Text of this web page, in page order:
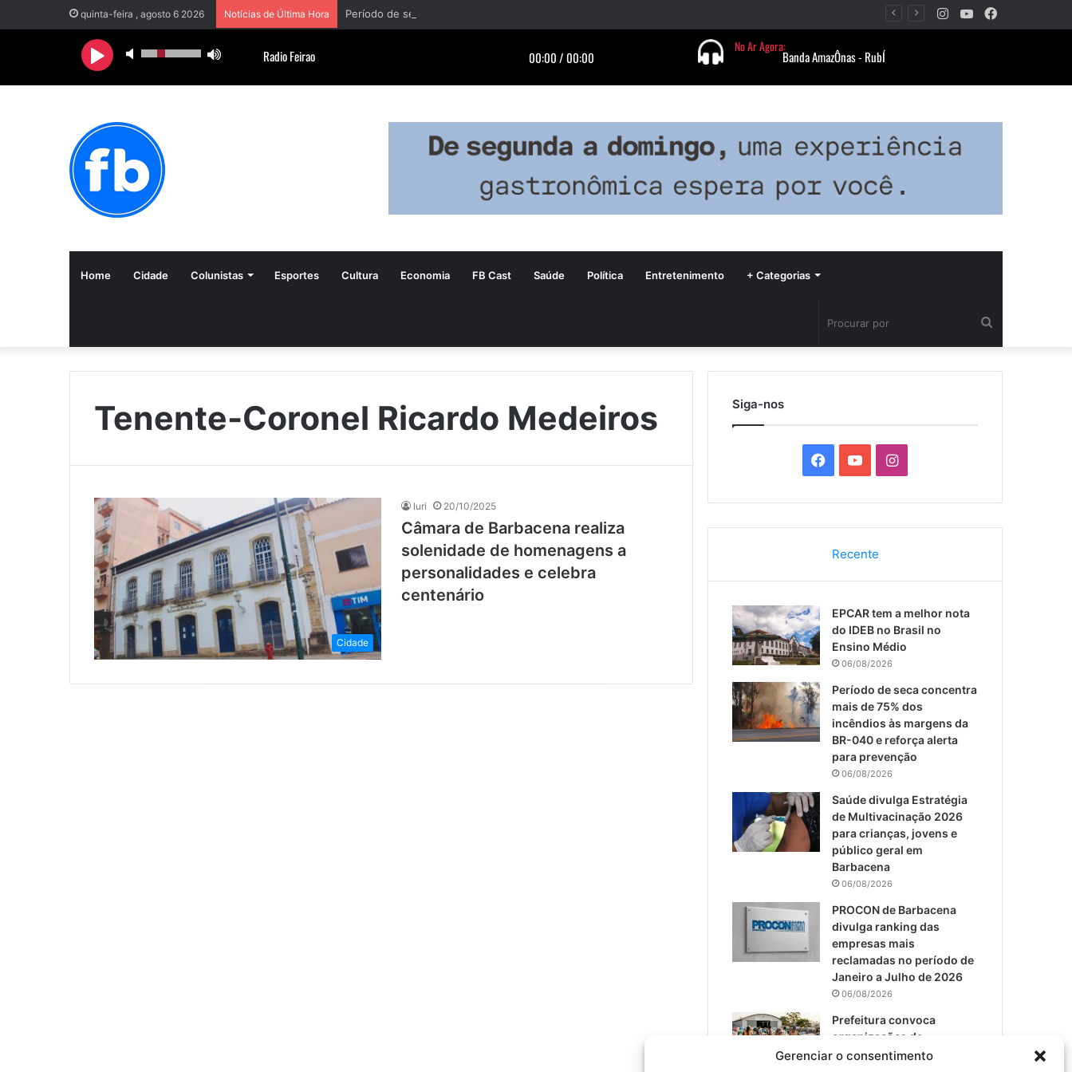
Gerenciar o consentimento
quinta-feira , agosto 6 2026 Notícias de Última Hora YouTube
Instagram
Home Cidade Colunistas Esportes Cultura Economia FB Cast Saúde Política Entretenimento + Categorias
por
Tenente-Coronel Ricardo Medeiros
Cidade
Iuri 20/10/2025
Câmara de Barbacena realiza
solenidade de homenagens a
personalidades e celebra
centenário
Siga-nos
c
e
b
o
o
k
u
T
u
b
e
I
s
a
g
r
m
Recente
EPCAR tem a melhor nota
do IDEB no Brasil no
Ensino Médio
06/08/2026
Período de seca concentra
mais de 75% dos
incêndios às margens da
BR-040 e reforça alerta
para prevenção
06/08/2026
Saúde divulga Estratégia
de Multivacinação 2026
para crianças, jovens e
público geral em
Barbacena
06/08/2026
PROCON de Barbacena
divulga ranking das
empresas mais
reclamadas no período de
Janeiro a Julho de 2026
06/08/2026
Prefeitura convoca
organizações de
catadores para reunião